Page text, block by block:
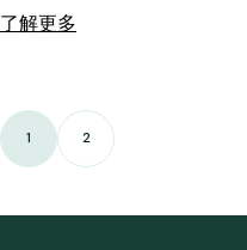
了解更多
1 2